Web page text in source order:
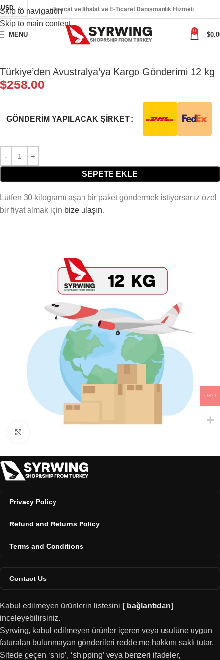
Skip to navigation
Skip to main content
USD İhracat ve İthalat ve E-Ticaret Danışmanlık Hizmeti
MENU
0
$
Türkiye’den Avustralya’ya Kargo Gönderimi 12 kg
$258.00
GÖNDERIM YAPILACAK ŞIRKET
SEPETE EKLE
Lütfen 30 kilogramı aşan bir paket göndermek istiyorsanız özel
bir fiyat almak için bize ulaşın.
Privacy Policy
Refund and Returns Policy
Terms and Conditions
Contact Us
Kabul edilmeyen ürünlerin listesini [ bağlantıdan]
inceleyebilirsiniz.
Syrwing, kabul edilmeyen ürünler içeren veya usulüne uygun
faturaları bulunmayan gönderileri reddetme hakkını saklı tutar.
Sitede geçen ‘ship’, ‘shipping’ veya benzeri ifadeler,
USD